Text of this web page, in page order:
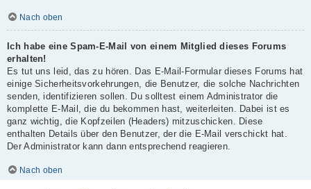
Nach oben
Ich habe eine Spam-E-Mail von einem Mitglied dieses Forums
erhalten!
Es tut uns leid, das zu hören. Das E-Mail-Formular dieses Forums hat
einige Sicherheitsvorkehrungen, die Benutzer, die solche Nachrichten
senden, identifizieren sollen. Du solltest einem Administrator die
komplette E-Mail, die du bekommen hast, weiterleiten. Dabei ist es
ganz wichtig, die Kopfzeilen (Headers) mitzuschicken. Diese
enthalten Details über den Benutzer, der die E-Mail verschickt hat.
Der Administrator kann dann entsprechend reagieren.
Nach oben